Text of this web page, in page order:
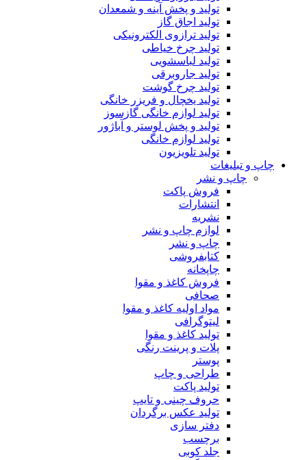
تولید و پخش آینه و شمعدان
تولید اجاق گاز
تولید ترازوی الکترونیکی
تولید چرخ خیاطی
تولید لباسشویی
تولید جاروبرقی
تولید چرخ گوشت
تولید یخچال و فریزر خانگی
تولید لوازم خانگی گازسوز
تولید و پخش لوستر و آباژور
تولید لوازم خانگی
تولید تلویزیون
چاپ و تبلیغات
چاپ و نشر
فروش پاکت
انتشارات
نشریه
لوازم چاپ و نشر
چاپ و نشر
کتابفروشی
چاپخانه
فروش کاغذ و مقوا
صحافی
مواد اولیه کاغذ و مقوا
لیتوگرافی
تولید کاغذ و مقوا
پلات و پرینت رنگی
پوستر
طراحی و چاپ
تولید پاکت
حروف چینی و تایپ
تولید عکس برگردان
دفتر سازی
برچسب
جلد کوبی